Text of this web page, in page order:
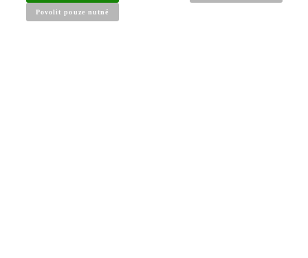
Obchodní podmínky
Povolit pouze nutné